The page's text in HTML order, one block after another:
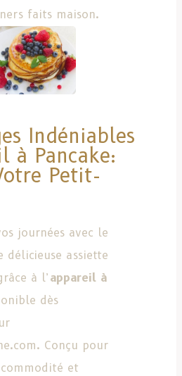
faits maison.
Indéniables
à Pancake:
Petit-
journées avec le
délicieuse assiette
à l’ appareil à
dès
Conçu pour
et